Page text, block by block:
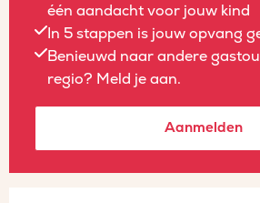
één aandacht voor jouw kind
In 5 stappen is jouw opvang
Benieuwd naar andere
regio? Meld je aan.
Aanmelden